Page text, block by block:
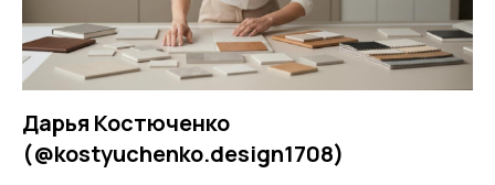
Дарья Костюченко
(@kostyuchenko.design1708)